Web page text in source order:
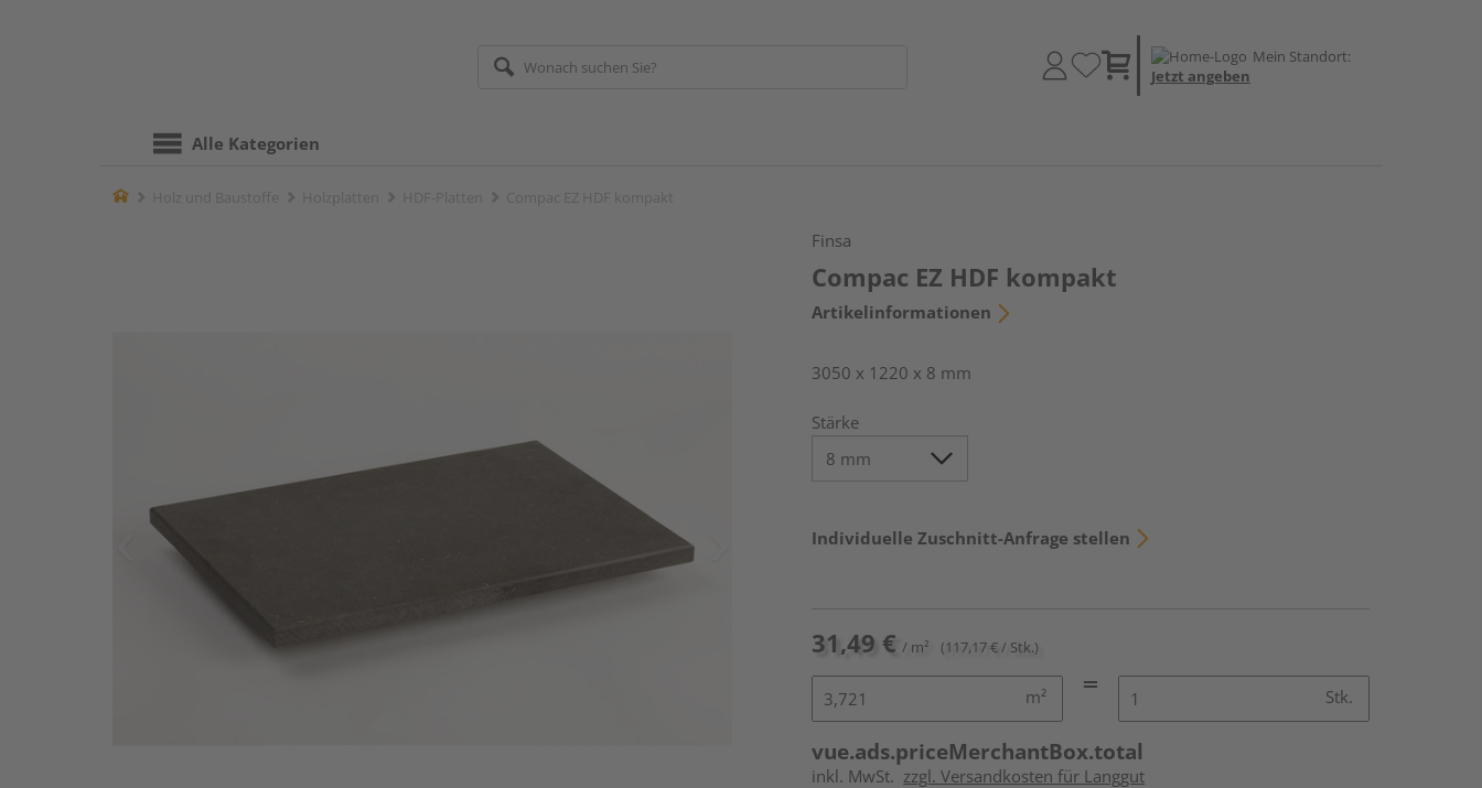
Mein Standort:
Jetzt angeben
Alle Kategorien
Home
Finsa
Compac EZ HDF kompakt
Artikelinformationen
3050 x 1220 x 8 mm
Stärke
Individuelle Zuschnitt-Anfrage stellen
31,49 € / m² (117,17 € / Stk.)
m² Stk.
vue.ads.priceMerchantBox.total
inkl. MwSt. zzgl. Versandkosten für Langgut